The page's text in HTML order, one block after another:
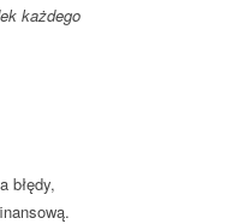
każdego
błędy,